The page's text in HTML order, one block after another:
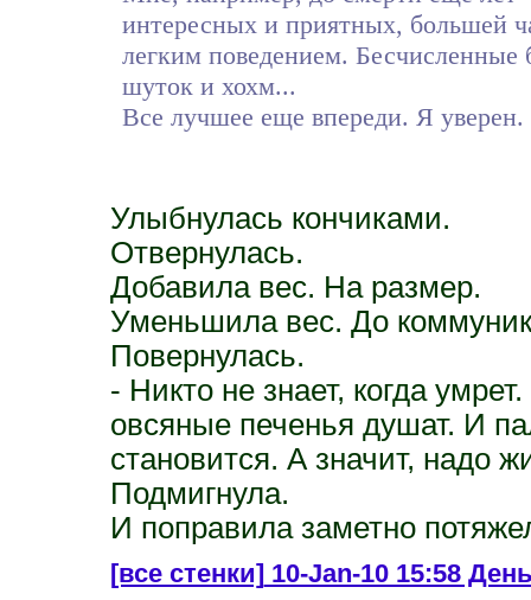
интересных и приятных, большей
легким поведением.
шуток и хохм...
Все лучшее еще впереди. Я
Улыбнулась кончиками.
Отвернулась.
Добавила вес. На размер.
Уменьшила вес. До
Повернулась.
- Никто не знает, когда
овсяные печенья душат. И
становится. А значит, надо
Подмигнула.
И поправила заметно
[все стенки]10-Jan-10 15:58